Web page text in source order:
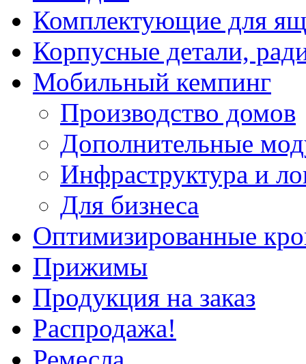
Комплектующие для
Корпусные детали,
Мобильный кемпинг
Производство домов
Дополнительные
Инфраструктура и
Для бизнеса
Оптимизированные
Прижимы
Продукция на заказ
Распродажа!